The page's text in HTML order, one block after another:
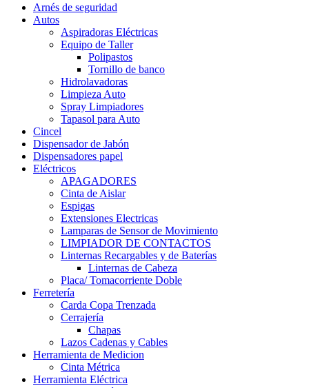
Arnés de seguridad
Autos
Aspiradoras Eléctricas
Equipo de Taller
Polipastos
Tornillo de banco
Hidrolavadoras
Limpieza Auto
Spray Limpiadores
Tapasol para Auto
Cincel
Dispensador de Jabón
Dispensadores papel
Eléctricos
APAGADORES
Cinta de Aislar
Espigas
Extensiones Electricas
Lamparas de Sensor de Movimiento
LIMPIADOR DE CONTACTOS
Linternas Recargables y de Baterías
Linternas de Cabeza
Placa/ Tomacorriente Doble
Ferretería
Carda Copa Trenzada
Cerrajería
Chapas
Lazos Cadenas y Cables
Herramienta de Medicion
Cinta Métrica
Herramienta Eléctrica